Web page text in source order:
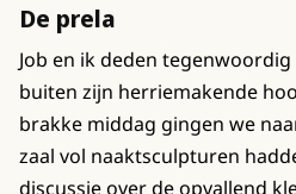
De prela
Job en ik deden
buiten zijn herriemakende
brakke middag gingen we
zaal vol naaktsculpturen
discussie over de opvallend